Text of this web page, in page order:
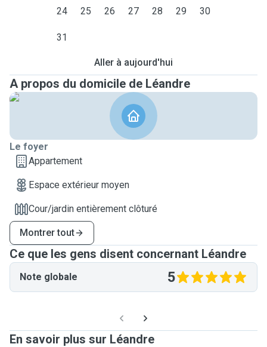
24 25 26 27 28 29 30
31
Aller à aujourd'hui
A propos du domicile de Léandre
Le foyer
Appartement
Espace extérieur moyen
Cour/jardin entièrement clôturé
Montrer tout
Ce que les gens disent concernant Léandre
Note globale 5
En savoir plus sur Léandre